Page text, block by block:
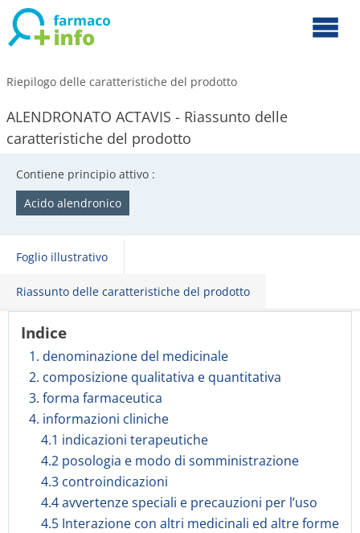
Riepilogo delle caratteristiche del prodotto
ALENDRONATO ACTAVIS - Riassunto delle
caratteristiche del prodotto
Contiene principio attivo :
Acido alendronico
Foglio illustrativo
Riassunto delle caratteristiche del prodotto
Indice
1. denominazione del medicinale
2. composizione qualitativa e quantitativa
3. forma farmaceutica
4. informazioni cliniche
4.1 indicazioni terapeutiche
4.2 posologia e modo di somministrazione
4.3 controindicazioni
4.4 avvertenze speciali e precauzioni per l’uso
4.5 Interazione con altri medicinali ed altre forme